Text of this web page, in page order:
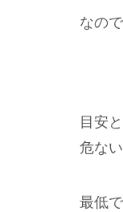
なの
目安
危な
最低